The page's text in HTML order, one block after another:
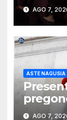
AGO 7,
ASTE NAGUSIA
Aste
AGO 7,